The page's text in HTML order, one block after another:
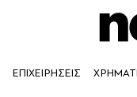
ΕΠΙΧΕΙΡΗΣΕΙΣ